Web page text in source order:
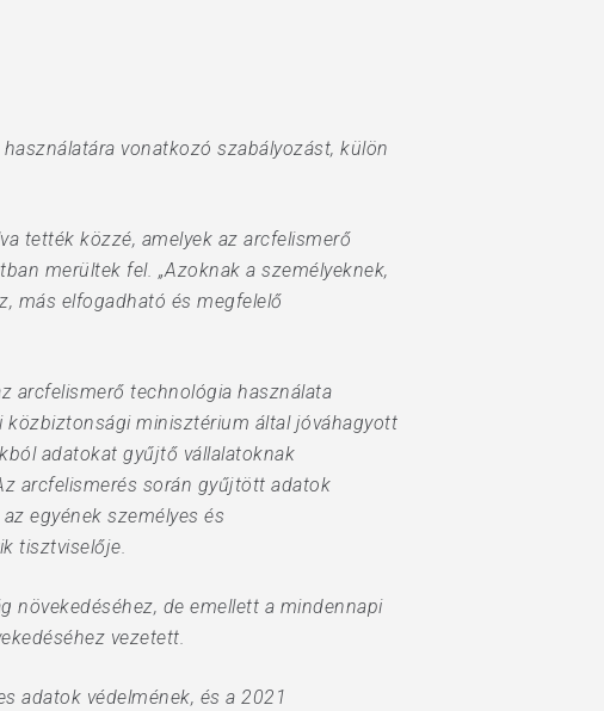
vonatkozó szabályozást, külön
tették közzé, amelyek az arcfelismerő
merültek fel. „Azoknak a személyeknek,
más elfogadható és megfelelő
arcfelismerő technológia használata
közbiztonsági minisztérium által jóváhagyott
adatokat gyűjtő vállalatoknak
arcfelismerés során gyűjtött adatok
egyének személyes és
tisztviselője.
növekedéséhez, de emellett a mindennapi
vezetett.
adatok védelmének, és a 2021